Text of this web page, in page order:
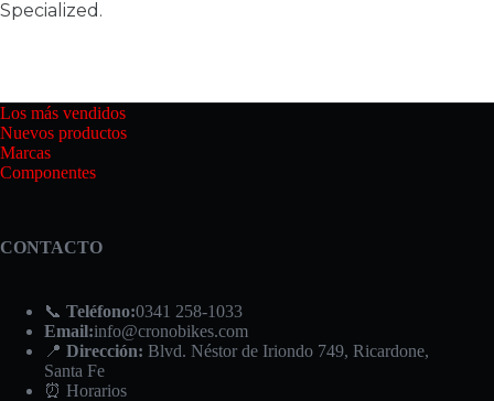
Specialized.
Los más vendidos
Nuevos productos
Marcas
Componentes
CONTACTO
📞 Teléfono:0341 258-1033
Email:info@cronobikes.com
📍 Dirección: Blvd. Néstor de Iriondo 749, Ricardone,
Santa Fe
⏰ Horarios